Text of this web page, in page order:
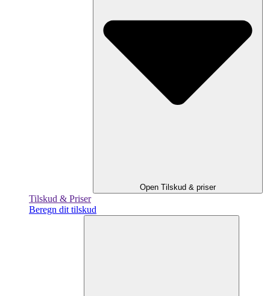
Open Tilskud & priser
Tilskud & Priser
Beregn dit tilskud